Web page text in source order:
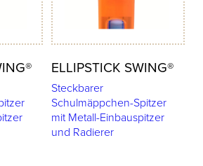
ELLIPSTICK SWING®
Steckbarer
Schulmäppchen-Spitzer
mit Metall-Einbauspitzer
und Radierer